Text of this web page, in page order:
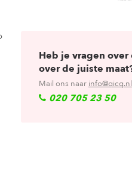
Heb je vragen
over de juiste
Mail ons naar info@qicq.nl
020 705 23 50